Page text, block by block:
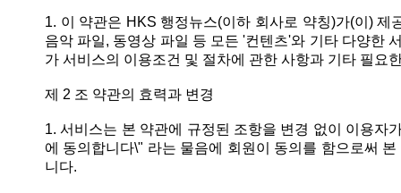
1. 이 약관은 HKS 행정뉴스(이하 회사로 약칭)가(이)
음악 파일, 동영상 파일 등 모든 '컨텐츠'와 기타 다양한
가 서비스의 이용조건 및 절차에 관한 사항과 기타 필요
제 2 조 약관의 효력과 변경
1. 서비스는 본 약관에 규정된 조항을 변경 없이 이용자
에 동의합니다\" 라는 물음에 회원이 동의를 함으로써
니다.